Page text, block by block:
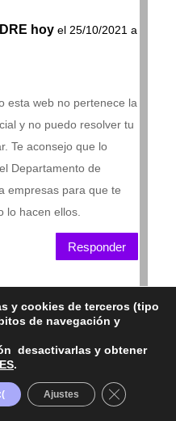
hoy el 25/10/2021 a
esta web no pertenece la
y no puedo resolver tu
Te aconsejo que lo
Departamento de
empresas para que te
lo hacen ellos.
Responder
a las 7:01 pm
20/02/2021 fui padre,
terminaba el 28/02/2021
pregunta es, si antes de
y cookies de terceros (tipo
de navegación y
desactivarlas y obtener
.
Ajustes Cerrar el